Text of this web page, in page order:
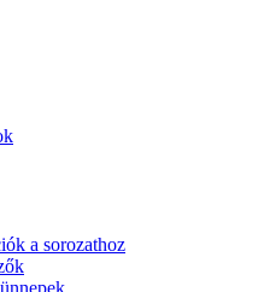
a sorozathoz